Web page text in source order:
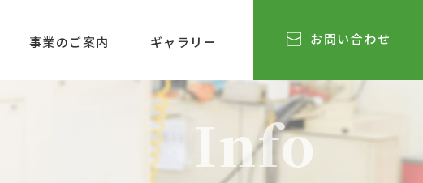
事業のご案内 ギャラリー お問い合わせ
Info